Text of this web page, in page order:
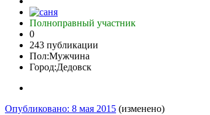
Полноправный участник
0
243 публикации
Пол:Мужчина
Город:Дедовск
Опубликовано: 8 мая 2015 (изменено)